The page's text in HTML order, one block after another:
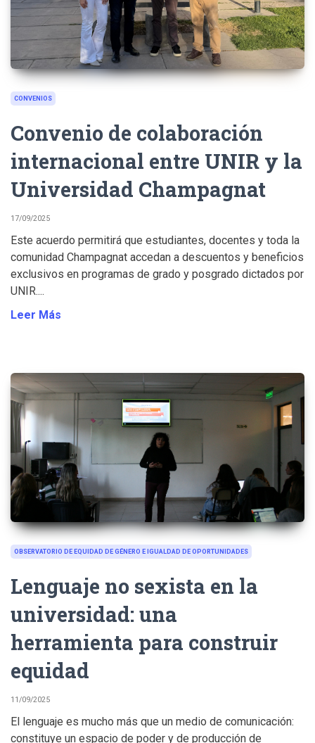
CONVENIOS
Convenio de colaboración
internacional entre UNIR y la
Universidad Champagnat
17/09/2025
Este acuerdo permitirá que estudiantes, docentes y toda la
comunidad Champagnat accedan a descuentos y beneficios
exclusivos en programas de grado y posgrado dictados por
UNIR....
Leer Más
OBSERVATORIO DE EQUIDAD DE GÉNERO E IGUALDAD DE OPORTUNIDADES
Lenguaje no sexista en la
universidad: una
herramienta para construir
equidad
11/09/2025
El lenguaje es mucho más que un medio de comunicación:
constituye un espacio de poder y de producción de